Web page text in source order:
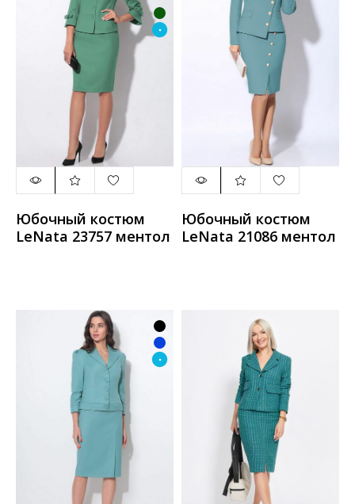
Юбочный костюм
LeNata 23757 ментол
Юбочный костюм
LeNata 21086 ментол